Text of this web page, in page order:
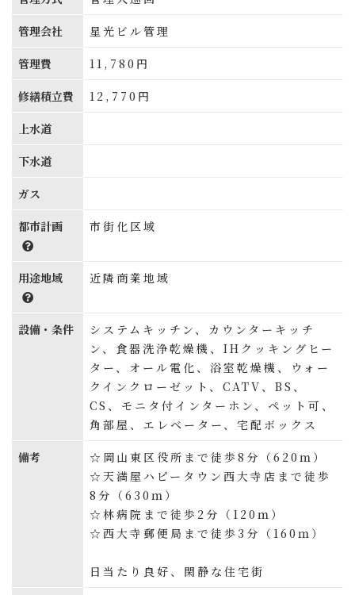
管理会社 星光ビル管理
管理費 11,780円
修繕積立費 12,770円
上水道
下水道
ガス
都市計画 市街化区域
用途地域 近隣商業地域
設備・条件
システムキッチン、カウンターキッチ
ン、食器洗浄乾燥機、IHクッキングヒー
ター、オール電化、浴室乾燥機、ウォー
クインクローゼット、CATV、BS、
CS、モニタ付インターホン、ペット可、
角部屋、エレベーター、宅配ボックス
備考
☆岡山東区役所まで徒歩8分（620ｍ）
☆天満屋ハピータウン西大寺店まで徒歩
8分（630ｍ）
☆林病院まで徒歩2分（120ｍ）
☆西大寺郵便局まで徒歩3分（160ｍ）
日当たり良好、閑静な住宅街